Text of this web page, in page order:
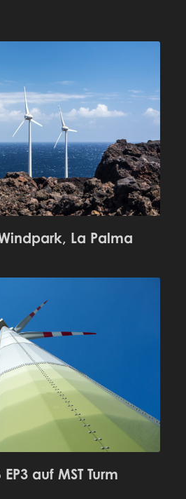
La Palma
auf MST Turm